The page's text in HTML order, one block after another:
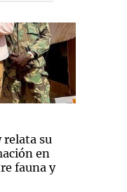
relata su
en
fauna y